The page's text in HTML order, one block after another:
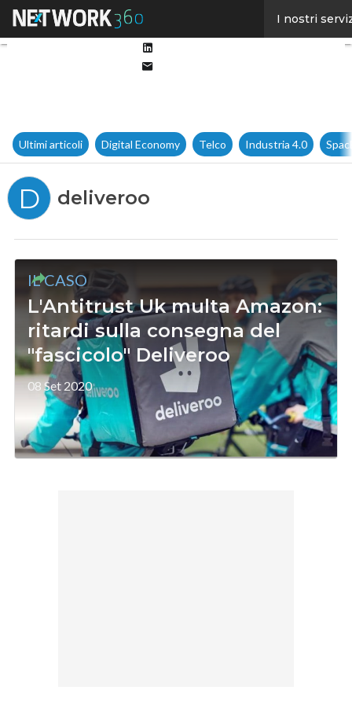
I nostri
Ultimi articoli Digital Economy Telco Industria 4.0
D deliveroo
IL CASO
L'Antitrust Uk multa Amazon:
ritardi sulla consegna del
"fascicolo" Deliveroo
08 Set 2020